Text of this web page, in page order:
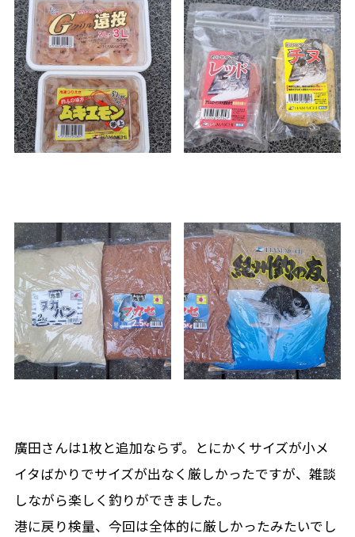
廣田さんは1枚と追加ならず。とにかくサイズが小メ
イタばかりでサイズが出なく厳しかったですが、雑談
しながら楽しく釣りができました。
港に戻り検量、今回は全体的に厳しかったみたいでし